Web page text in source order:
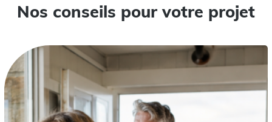
Nos conseils pour votre projet